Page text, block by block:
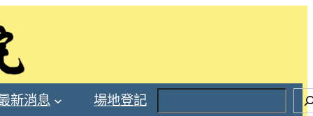
新消息 場地登記